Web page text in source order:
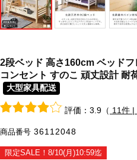
2段ベッド 高さ160cm ベッド
コンセント すのこ 頑丈設計 耐
大型家具配送
評価：3.9（ 11件 |
商品番号 36112048
限定SALE！8/10(月)10:59迄